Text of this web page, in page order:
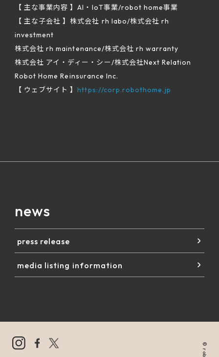
【 主な事業内容 】AI・IoT事業/robot home事業
【 主な子会社 】株式会社 rh labo/株式会社 rh
investment
株式会社 rh maintenance/株式会社 rh warranty
株式会社 アイ・ディー・シー/株式会社Next Relation
Robot Home Reinsurance Inc.
【 ウェブサイト 】https://corp.robothome.jp
news
press release
media listing information